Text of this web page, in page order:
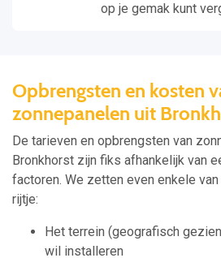
op je gemak kunt
Opbrengsten en kosten
zonnepanelen uit
De tarieven en opbrengsten van
Bronkhorst zijn fiks afhankelijk van
factoren. We zetten even enkele
rijtje:
Het terrein (geografisch
wil installeren